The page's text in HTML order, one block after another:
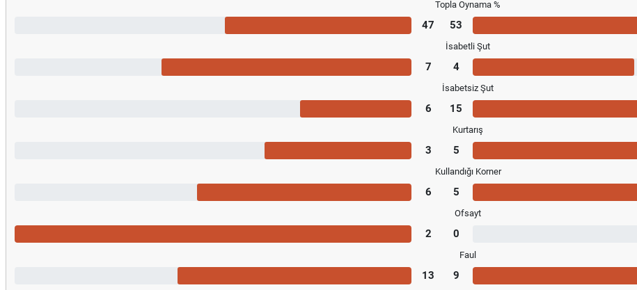
Topla Oynama %
47 53
İsabetli Şut
7 4
İsabetsiz Şut
6 15
Kurtarış
3 5
Kullandığı Korner
6 5
Ofsayt
2 0
Faul
13 9